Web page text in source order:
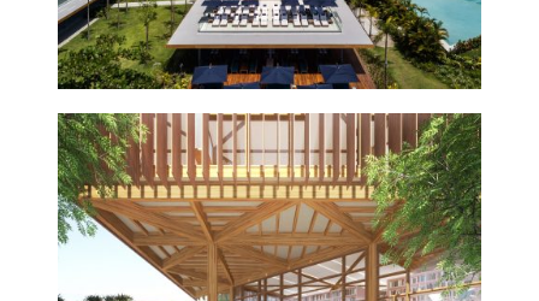
FACULDADE DE
EDUCAÇÃO
2020